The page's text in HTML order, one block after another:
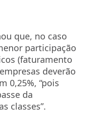
que, no caso
participação
(faturamento
deverão
0,25%, “pois
da
classes”.